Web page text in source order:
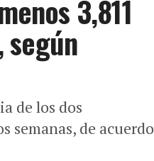
3,811
según
de los dos
semanas, de acuerdo